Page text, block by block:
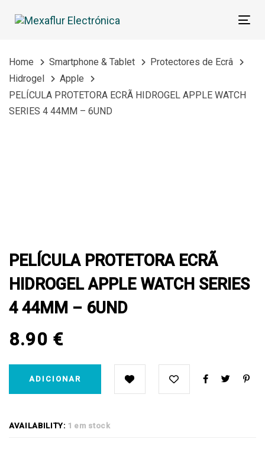
links
navigation
Home Smartphone & Tablet
Protectores de Ecrâ
Hidrogel
Apple
PELÍCULA PROTETORA ECRÃ HIDROGEL APPLE WATCH
SERIES 4 44MM – 6UND
PELÍCULA PROTETORA ECRÃ
HIDROGEL APPLE WATCH SERIES
4 44MM – 6UND
8.90 €
4
44MM
6UND
quantity
ADICIONAR
AVAILABILITY: 1 em stock